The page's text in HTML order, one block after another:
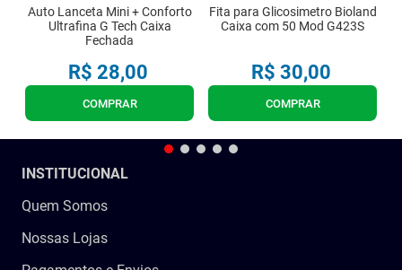
Auto Lanceta Mini + Conforto
Ultrafina G Tech Caixa
Fechada
R$ 28,00
COMPRAR
Fita para Glicosimetro Bioland
Caixa com 50 Mod G423S
R$ 30,00
COMPRAR
INSTITUCIONAL
Quem Somos
Nossas Lojas